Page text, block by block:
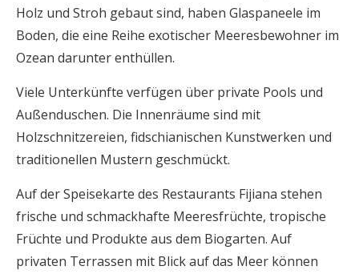
Holz und Stroh gebaut sind, haben Glaspaneele im
Boden, die eine Reihe exotischer Meeresbewohner im
Ozean darunter enthüllen.
Viele Unterkünfte verfügen über private Pools und
Außenduschen. Die Innenräume sind mit
Holzschnitzereien, fidschianischen Kunstwerken und
traditionellen Mustern geschmückt.
Auf der Speisekarte des Restaurants Fijiana stehen
frische und schmackhafte Meeresfrüchte, tropische
Früchte und Produkte aus dem Biogarten. Auf
privaten Terrassen mit Blick auf das Meer können